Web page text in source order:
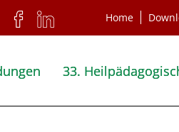
Home
33.